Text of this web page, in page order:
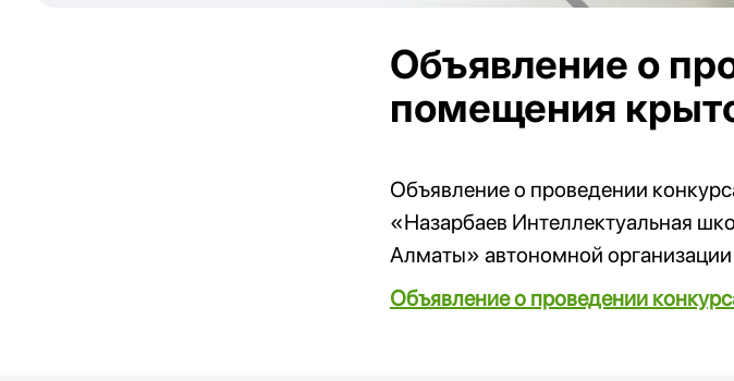
Объявление о
помещения
Объявление о проведении
«Назарбаев Интеллектуальная
Алматы» автономной
Объявление о проведении